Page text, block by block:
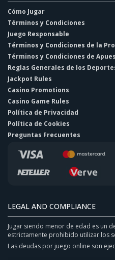
Cómo Jugar
Términos y Condiciones
Juego Responsable
Términos y Condiciones de la
Términos y Condiciones de
Reglas Generales de los
Jackpot Rules
Casino Promotions
Casino Game Rules
Política de Privacidad
Política de Cookies
Preguntas Frecuentes
LEGAL AND COMPLIANCE
Jugar siendo menor de edad es un
estrictamente prohibido utilizar los
Las deudas por juego online son